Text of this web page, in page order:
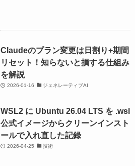
Claudeのプラン変更は日割り+期間
リセット！知らないと損する仕組み
を解説
2026-01-16 ジェネレーティブAI
WSL2 に Ubuntu 26.04 LTS を .wsl
公式イメージからクリーンインスト
ールで入れ直した記録
2026-04-25 技術